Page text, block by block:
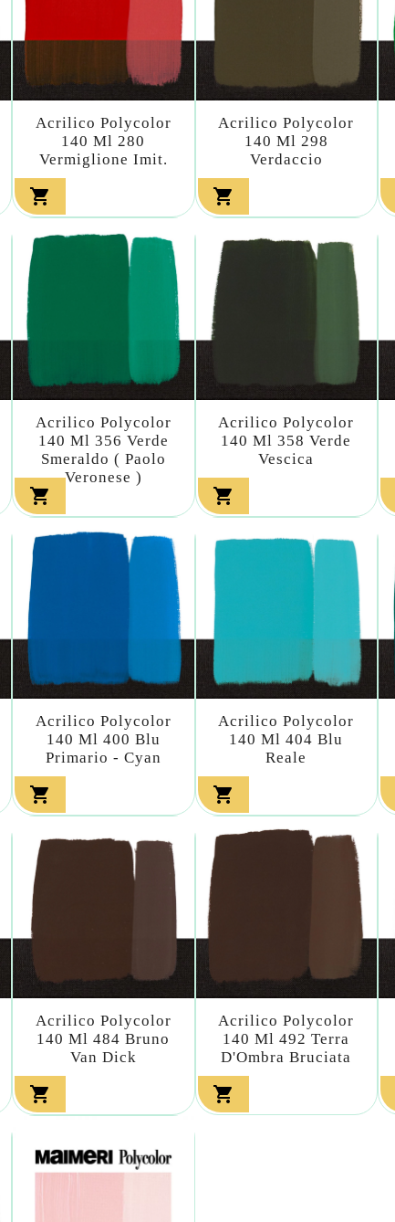
Acrilico Polycolor
140 Ml 280
Vermiglione Imit.

Acrilico Polycolor
140 Ml 298
Verdaccio

Acrilico Polycolor
140 Ml 356 Verde
Smeraldo ( Paolo
Veronese )

Acrilico Polycolor
140 Ml 358 Verde
Vescica

Acrilico Polycolor
140 Ml 400 Blu
Primario - Cyan

Acrilico Polycolor
140 Ml 404 Blu
Reale

Acrilico Polycolor
140 Ml 484 Bruno
Van Dick

Acrilico Polycolor
140 Ml 492 Terra
D'Ombra Bruciata
